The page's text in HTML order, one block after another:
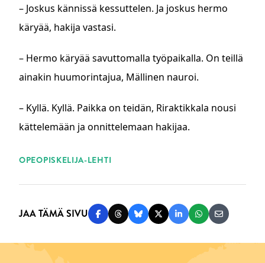
– Joskus kännissä kessuttelen. Ja joskus hermo
käryää, hakija vastasi.
– Hermo käryää savuttomalla työpaikalla. On teillä
ainakin huumorintajua, Mällinen nauroi.
– Kyllä. Kyllä. Paikka on teidän, Riraktikkala nousi
kättelemään ja onnittelemaan hakijaa.
OPEOPISKELIJA-LEHTI
JAA TÄMÄ SIVU Jaa Facebookissa
Jaa Threadsissa
Jaa Blueskyssä
Jaa Twitterissä
Jaa LinkedInissä
Jaa Jaa